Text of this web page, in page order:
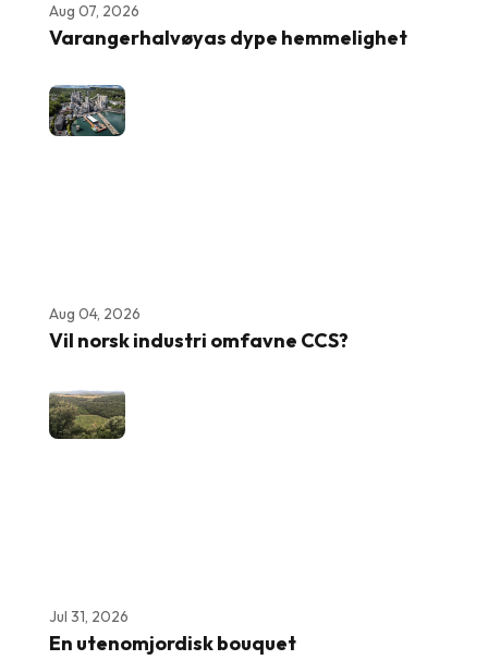
Aug 07, 2026
Varangerhalvøyas dype hemmelighet
Aug 04, 2026
Vil norsk industri omfavne CCS?
Jul 31, 2026
En utenomjordisk bouquet